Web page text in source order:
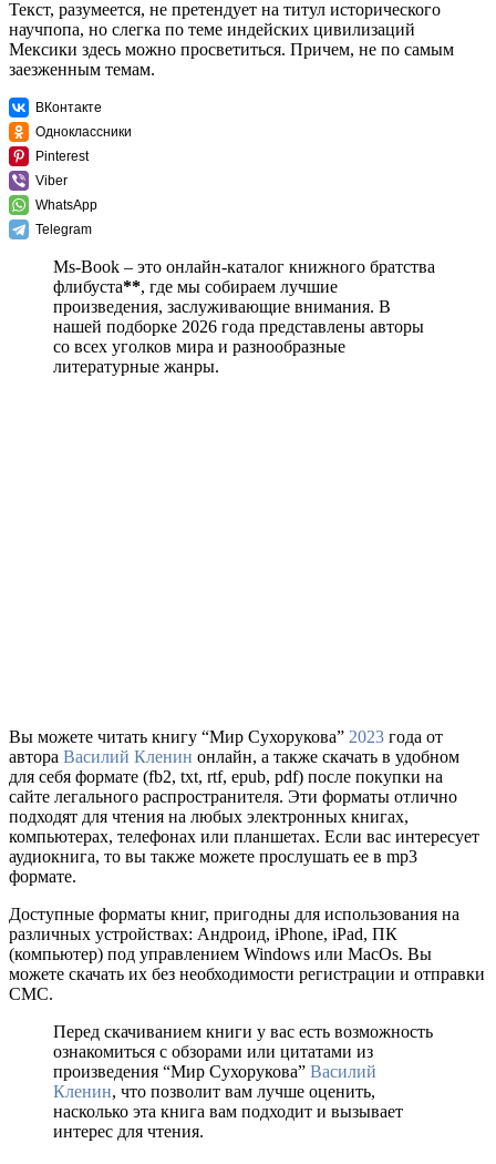
Текст, разумеется, не претендует на титул исторического
научпопа, но слегка по теме индейских цивилизаций
Мексики здесь можно просветиться. Причем, не по самым
заезженным темам.
ВКонтакте
Одноклассники
Pinterest
Viber
WhatsApp
Telegram
Ms-Book – это онлайн-каталог книжного братства
флибуста**, где мы собираем лучшие
произведения, заслуживающие внимания. В
нашей подборке 2026 года представлены авторы
со всех уголков мира и разнообразные
литературные жанры.
Вы можете читать книгу “Мир Сухорукова” 2023 года от
автора Василий Кленин онлайн, а также скачать в удобном
для себя формате (fb2, txt, rtf, epub, pdf) после покупки на
сайте легального распространителя. Эти форматы отлично
подходят для чтения на любых электронных книгах,
компьютерах, телефонах или планшетах. Если вас интересует
аудиокнига, то вы также можете прослушать ее в mp3
формате.
Доступные форматы книг, пригодны для использования на
различных устройствах: Андроид, iPhone, iPad, ПК
(компьютер) под управлением Windows или MacOs. Вы
можете скачать их без необходимости регистрации и отправки
СМС.
Перед скачиванием книги у вас есть возможность
ознакомиться с обзорами или цитатами из
произведения “Мир Сухорукова” Василий
Кленин, что позволит вам лучше оценить,
насколько эта книга вам подходит и вызывает
интерес для чтения.